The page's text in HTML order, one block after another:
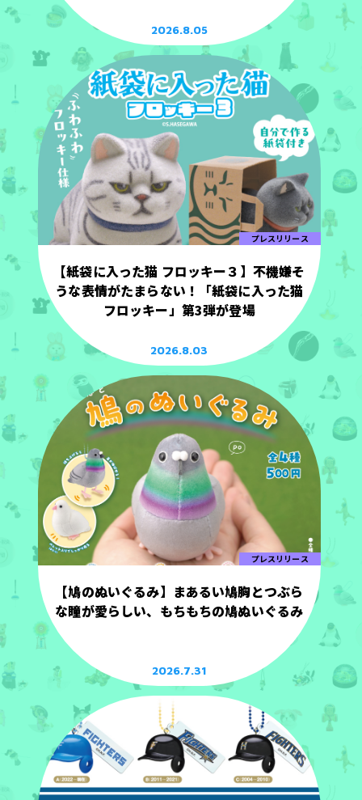
2026.8.05
プレスリリース
【紙袋に入った猫 フロッキー３】不機嫌そ
うな表情がたまらない！「紙袋に入った猫
フロッキー」第3弾が登場
2026.8.03
プレスリリース
【鳩のぬいぐるみ】まあるい鳩胸とつぶら
な瞳が愛らしい、もちもちの鳩ぬいぐるみ
2026.7.31